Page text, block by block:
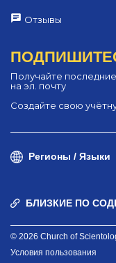
Отзывы
Получайте
на эл. почту
Создайте свою
Регионы / Языки
БЛИЗКИЕ ПО
© 2026 Church of
Условия пользования